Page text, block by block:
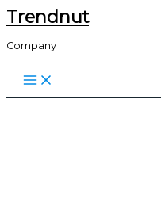
Skip
content
Trendnut
Company